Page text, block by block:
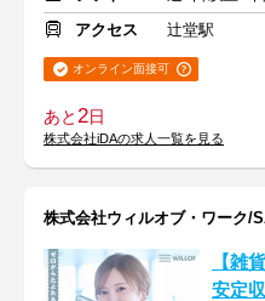
アクセス
辻堂駅
オンライン面接可
あと2日
株式会社iDAの求人一覧を見る
株式会社ウィルオブ・ワーク/
【雑
安定